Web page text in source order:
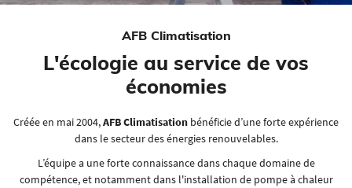
formulaire de désinscription.
Inscription
AFB Climatisation
L'écologie au service de vos
économies
Créée en mai 2004,AFB Climatisation bénéficie d’une forte expérience
dans le secteur des énergies renouvelables.
L’équipe a une forte connaissance dans chaque domaine de
compétence, et notamment dans l'installation de pompe à chaleur
La PAC air-air est modulable pièce par pièce;
pièces d'un habitat;
Ce système de chauffage est composé d'éléments plus
sommaires que ceux d'une pompe à chaleur géothermique (qui
soutire son énergie de la terre) ou hydrothermique (qui puise
son énergie de l'eau);
Ce système est également réversible
Pompes à chaleur eau-eau